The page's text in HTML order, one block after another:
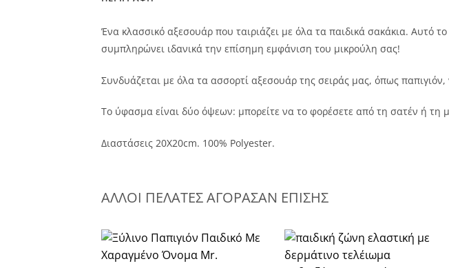
Ένα κλασσικό αξεσουάρ που ταιριάζει με όλα τα παιδικά σακάκια. Αυτό
συμπληρώνει ιδανικά την επίσημη εμφάνιση του μικρούλη σας!
Συνδυάζεται με όλα τα ασσορτί αξεσουάρ της σειράς μας, όπως
Το ύφασμα είναι δύο όψεων: μπορείτε να το φορέσετε από τη σατέν ή τη
Διαστάσεις 20Χ20cm. 100% Polyester.
ΑΛΛΟΙ ΠΕΛΑΤΕΣ ΑΓΟΡΑΣΑΝ ΕΠΙΣΗΣ